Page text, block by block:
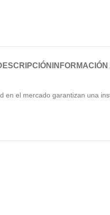
en el mercado garantizan una